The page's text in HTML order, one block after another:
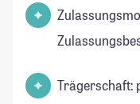
Trägerschaft: